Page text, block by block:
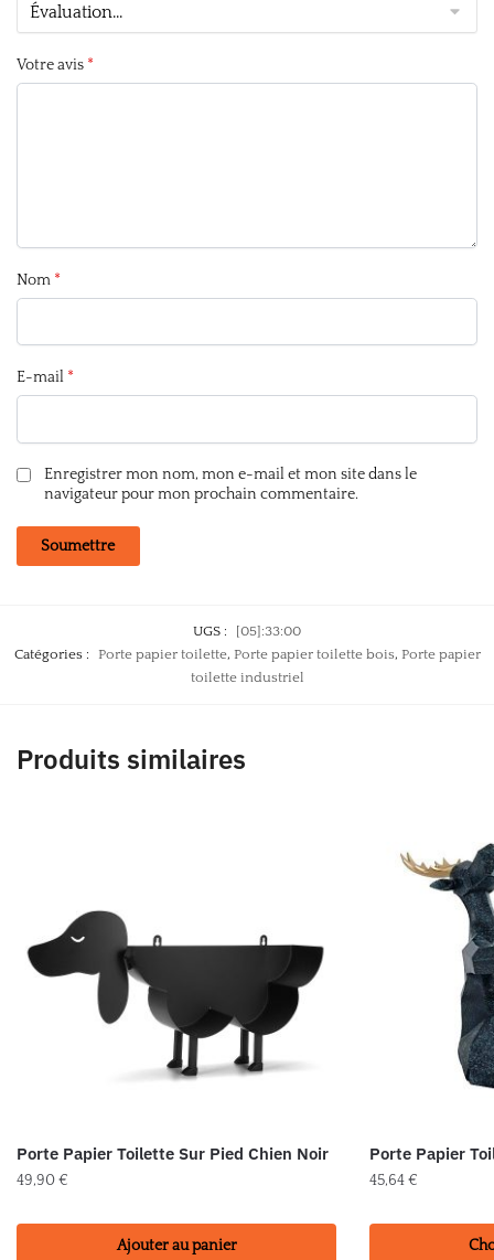
Votre avis *
Nom *
E-mail *
Enregistrer mon nom, mon e-mail et mon site dans le
navigateur pour mon prochain commentaire.
UGS :
[05]:33:00
Catégories :
Porte papier toilette, Porte papier toilette bois, Porte papier
toilette industriel
Produits similaires
Porte Papier Toilette Sur Pied Chien Noir
49,90€
Ajouter au panier
Porte Papier
45,64€